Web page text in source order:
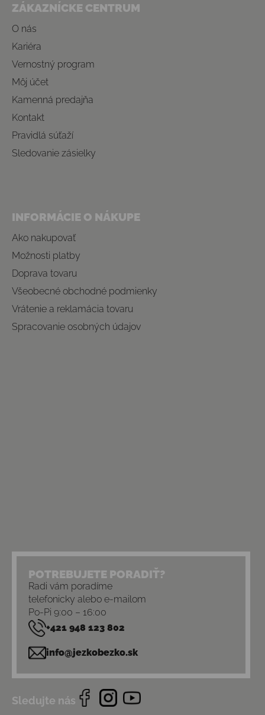
ZÁKAZNÍCKE CENTRUM
O nás
Kariéra
Vernostný program
Môj účet
Kamenná predajňa
Kontakt
Pravidlá súťaží
Sledovanie zásielky
INFORMÁCIE O NÁKUPE
Ako nakupovať
Možnosti platby
Doprava tovaru
Všeobecné obchodné podmienky
Vrátenie a reklamácia tovaru
Spracovanie osobných údajov
POTREBUJETE PORADIŤ?
Radi vám poradíme
telefonicky alebo e-mailom
Po-Pi 9:00 – 16:00
+421 948 123 802
info@jezkobezko.sk
Sledujte nás